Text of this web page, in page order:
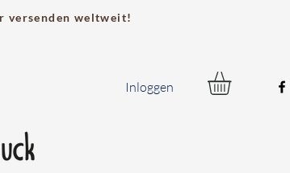
weltweit!
Inloggen